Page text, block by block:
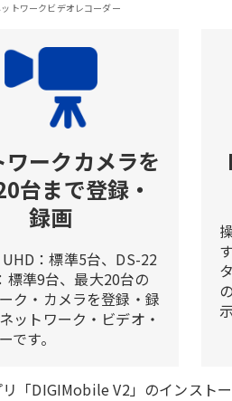
トワークビデオレコーダー
ークカメラを
台まで登録・
録画
：標準5台、DS-22
標準9台、最大20台の
ク・カメラを登録・録
ットワーク・ビデオ・
です。
「DIGIMobile V2」のインストー